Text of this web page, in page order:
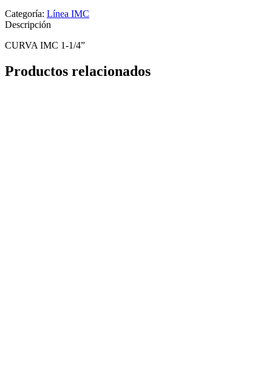
Categoría: Línea IMC
Descripción
CURVA IMC 1-1/4”
Productos relacionados